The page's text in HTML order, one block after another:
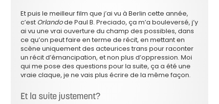
Et puis le meilleur film que j’ai vu à Berlin cette année,
c’est Orlandode Paul B. Preciado, ça m’a bouleversé, j’y
ai vu une vrai ouverture du champ des possibles, dans
ce qu’on peut faire en terme de récit, en mettant en
scène uniquement des acteurices trans pour raconter
un récit d’émancipation, et non plus d’oppression. Moi
qui me pose des questions pour la suite, ça a été une
vraie claque, je ne vais plus écrire de la même façon.
Et la suite justement?